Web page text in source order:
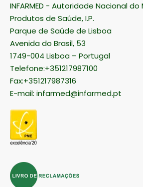
INFARMED - Autoridade Nacional
Produtos de Saúde, I.P.
Parque de Saúde de Lisboa
Avenida do Brasil, 53
1749-004 Lisboa – Portugal
Telefone:+351217987100
Fax:+351217987316
E-mail: infarmed@infarmed.pt